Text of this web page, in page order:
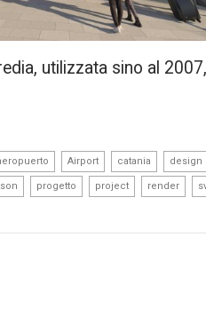
utilizzata sino al
Airport catania design
progetto project render